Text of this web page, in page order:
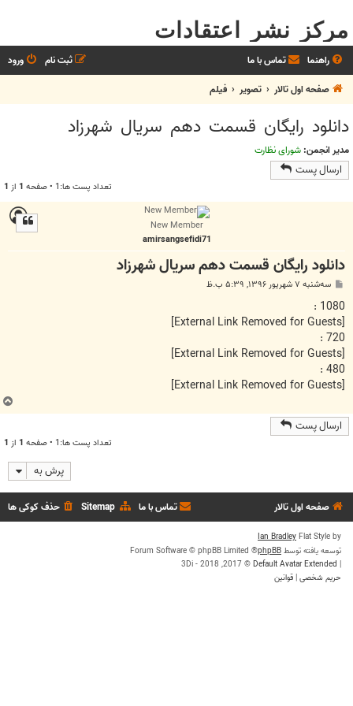
مرکز نشر اعتقادات
راهنما تماس با ما ورود
ثبت نام
صفحه اول تالار
تصویر فیلم
دانلود رایگان قسمت دهم سریال شهرزاد
مدیر انجمن: شورای نظارت
ارسال پست
تعداد پست ها:1 • صفحه 1 از 1
New Member
amirsangsefidi71
دانلود رایگان قسمت دهم سریال شهرزاد
ت
سه‌شنبه ۷ شهریور ۱۳۹۶, ۵:۳۹ ب.ظ
1080 :
[External Link Removed for Guests]
720 :
[External Link Removed for Guests]
480 :
[External Link Removed for Guests]
ارسال پست
تعداد پست ها:1 • صفحه 1 از 1
پرش به
صفحه اول تالار حذف کوکی ها Sitemap تماس با ما
Flat Style by
Ian Bradley
توسعه یافته توسطphpBB
® Forum Software © phpBB Limited
|
Default Avatar Extended
© 2017, 2018 - 3Di
حریم شخصی|قوانین